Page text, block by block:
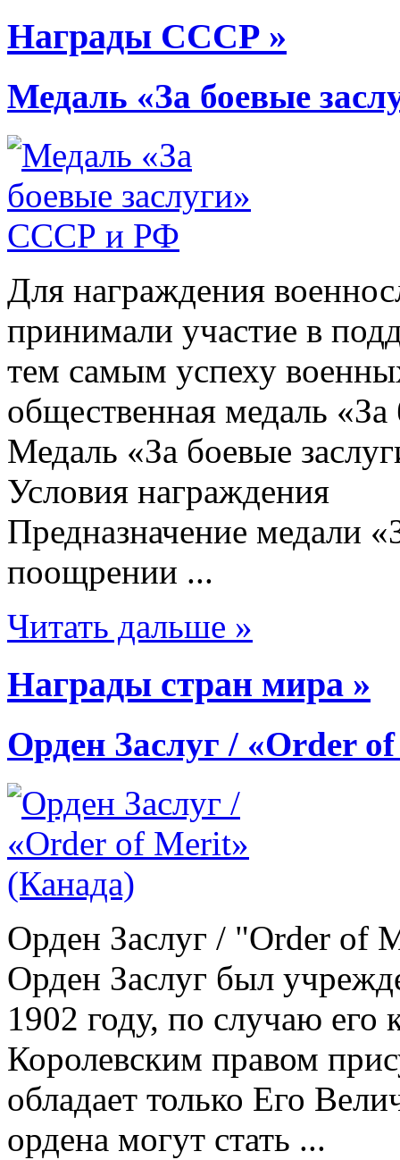
Награды СССР »
Медаль «За боевые
Для награждения
принимали участие в
тем самым успеху
общественная медаль
Медаль «За боевые
Условия награждения
Предназначение медали
поощрении ...
Читать дальше »
Награды стран мира »
Орден Заслуг / «Order
Орден Заслуг / "Order of
Орден Заслуг был
1902 году, по случаю
Королевским правом
обладает только Его
ордена могут стать ...